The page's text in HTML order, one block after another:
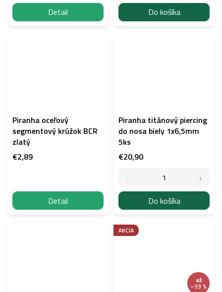
Detail Do košíka
Piranha oceľový
segmentový krúžok BCR
zlatý
€2,89
Detail
Piranha titánový piercing
do nosa biely 1x6,5mm
5ks
€20,90
Do košíka
AKCIA
až
–33 %